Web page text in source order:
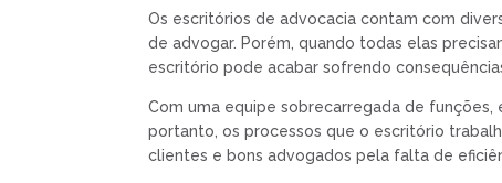
Os escritórios de advocacia contam com
de advogar. Porém, quando todas elas
escritório pode acabar sofrendo
Com uma equipe sobrecarregada de
portanto, os processos que o escritório
clientes e bons advogados pela falta de